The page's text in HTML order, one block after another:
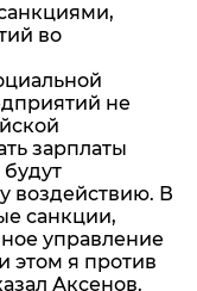
во
не
зарплаты
воздействию. В
санкции,
управление
этом я против
Аксенов.